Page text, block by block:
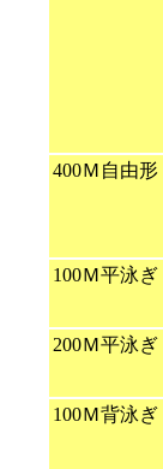
400Ｍ自由形
100Ｍ平泳ぎ
200Ｍ平泳ぎ
100Ｍ背泳ぎ